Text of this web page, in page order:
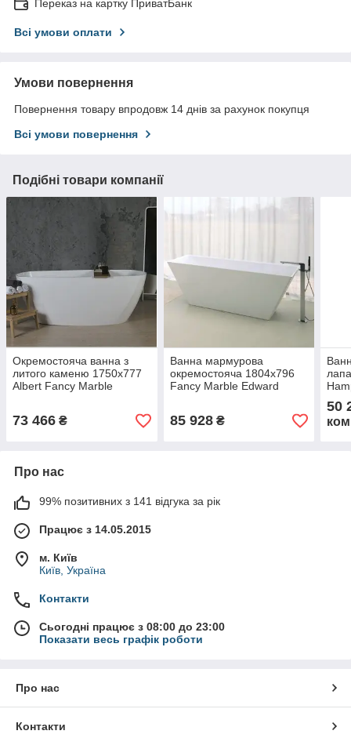
Переказ на картку ПриватБанк
Всі умови оплати
Умови повернення
Повернення товару впродовж 14 днів за рахунок покупця
Всі умови повернення
Подібні товари компанії
Окремостояча ванна з
литого каменю 1750х777
Albert Fancy Marble
73 466 ₴
Ванна мармурова
окремостояча 1804х796
Fancy Marble Edward
85 928₴
50
Про нас
99% позитивних з 141 відгука за рік
Працює з 14.05.2015
м. Київ
Київ, Україна
Контакти
Сьогодні працює з 08:00 до 23:00
Показати весь графік роботи
Про нас
Контакти